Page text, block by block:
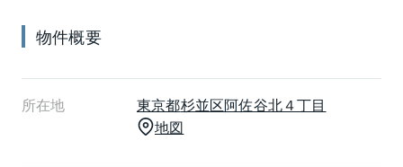
物件概要
所在地 東京都杉並区阿佐谷北４丁目
地図